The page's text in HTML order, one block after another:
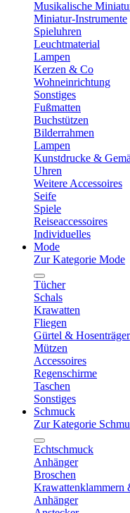
Musikalische
Miniatur-Instrumente
Spieluhren
Leuchtmaterial
Lampen
Kerzen & Co
Wohneinrichtung
Sonstiges
Fußmatten
Buchstützen
Bilderrahmen
Lampen
Kunstdrucke &
Uhren
Weitere Accessoires
Seife
Spiele
Reiseaccessoires
Individuelles
Mode
Zur Kategorie Mode
Tücher
Schals
Krawatten
Fliegen
Gürtel & Hosenträger
Mützen
Accessoires
Regenschirme
Taschen
Sonstiges
Schmuck
Zur Kategorie
Echtschmuck
Anhänger
Broschen
Krawattenklammern
Anhänger